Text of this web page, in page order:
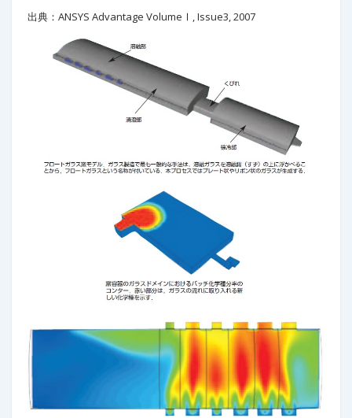
出典：ANSYS Advantage VolumeⅠ, Issue3, 2007